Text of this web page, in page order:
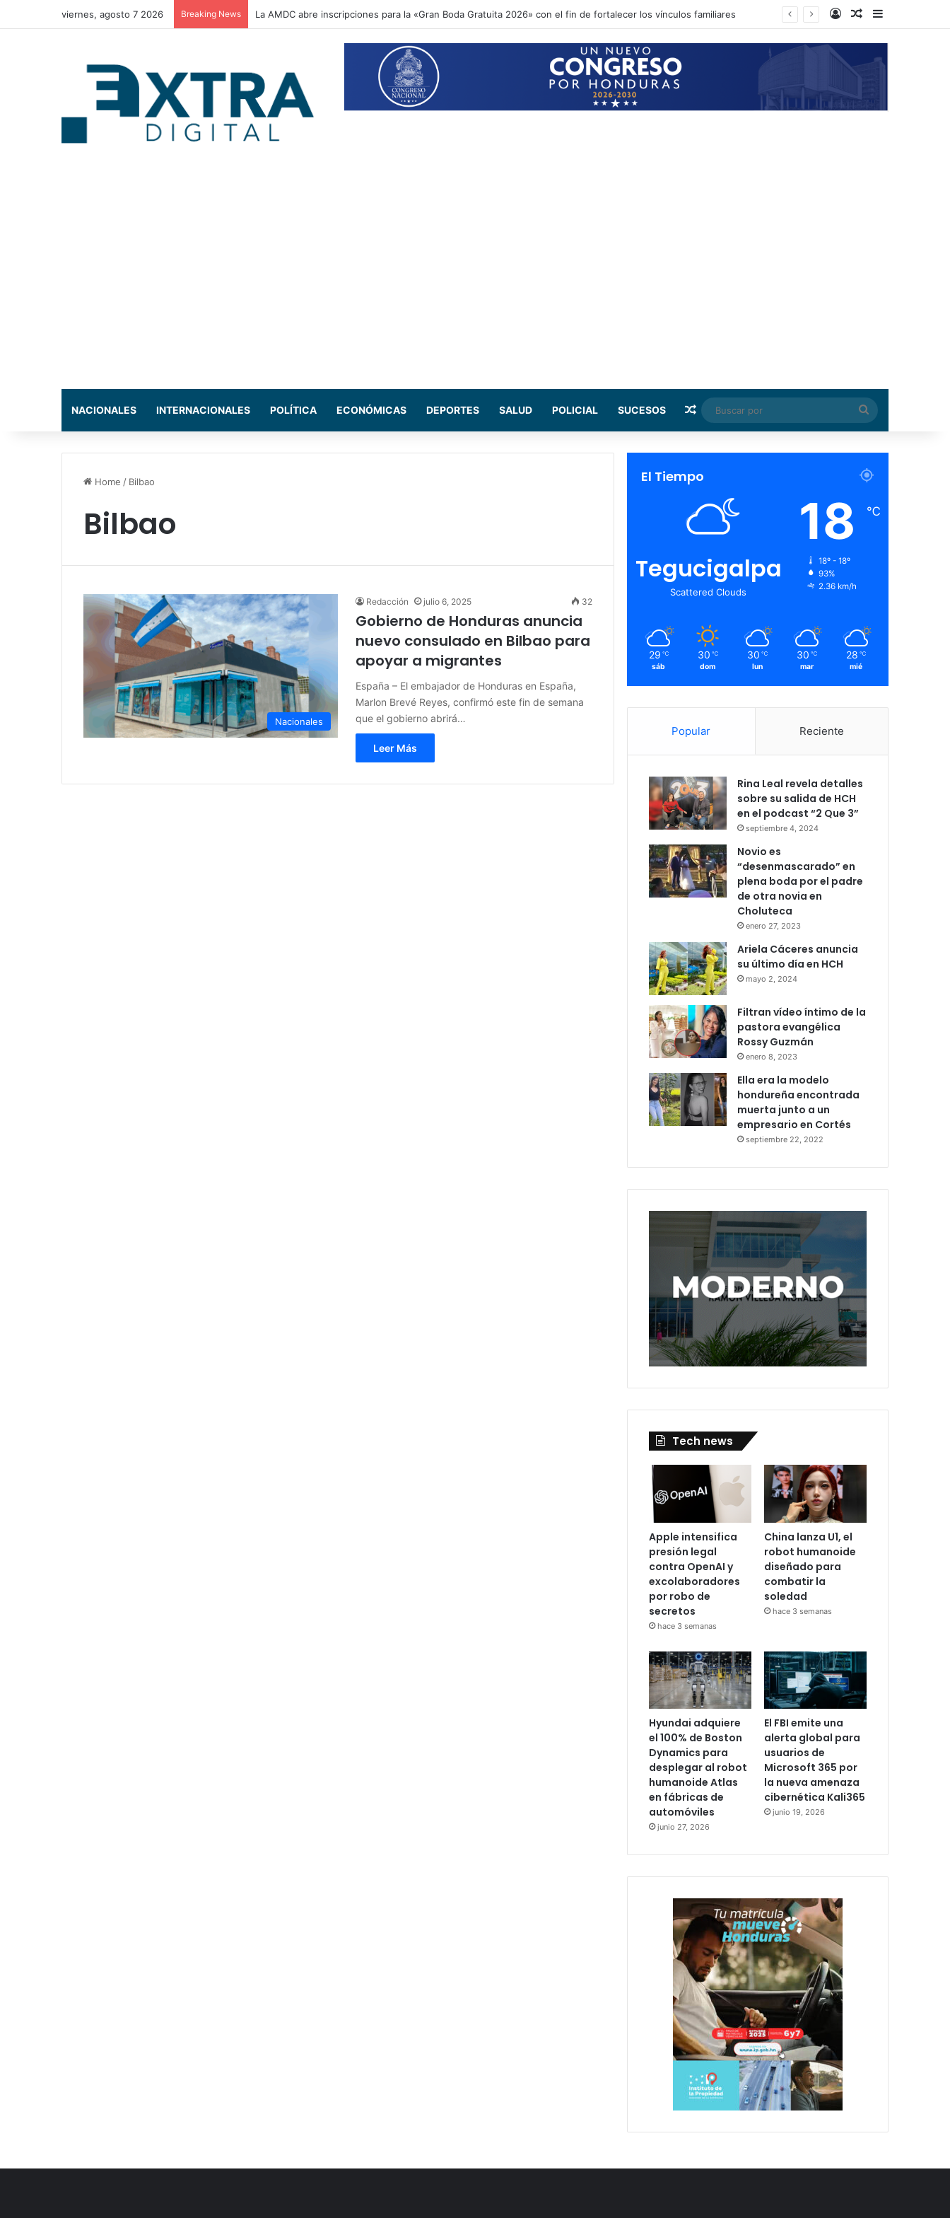
viernes, agosto 7 2026 Breaking News La AMDC abre inscripciones para la «Gran Boda Gratuita 2026» con el fin de fortalecer los vínculos familiares Log InRandom Article
NACIONALES INTERNACIONALES POLÍTICA ECONÓMICAS DEPORTES SALUD POLICIAL SUCESOS Random Article
Buscar
por
Home / Bilbao
Bilbao
Nacionales
Redacción julio 6, 2025 32
Gobierno de Honduras anuncia
nuevo consulado en Bilbao para
apoyar a migrantes
España – El embajador de Honduras en España,
Marlon Brevé Reyes, confirmó este fin de semana
que el gobierno abrirá…
Leer Más
El Tiempo
Tegucigalpa
Scattered Clouds
18 ℃
18º - 18º
93%
2.36 km/h
29 ℃
sáb
30 ℃
dom
30 ℃
lun
30 ℃
mar
28 ℃
mié
Popular Reciente
Rina Leal revela detalles
sobre su salida de HCH
en el podcast “2 Que 3”
septiembre 4, 2024
Novio es
“desenmascarado” en
plena boda por el padre
de otra novia en
Choluteca
enero 27, 2023
Ariela Cáceres anuncia
su último día en HCH
mayo 2, 2024
Filtran vídeo íntimo de la
pastora evangélica
Rossy Guzmán
enero 8, 2023
Ella era la modelo
hondureña encontrada
muerta junto a un
empresario en Cortés
septiembre 22, 2022
Tech news
Apple intensifica
presión legal
contra OpenAI y
excolaboradores
por robo de
secretos
hace 3 semanas
China lanza U1, el
robot humanoide
diseñado para
combatir la
soledad
hace 3 semanas
Hyundai adquiere
el 100% de Boston
Dynamics para
desplegar al robot
humanoide Atlas
en fábricas de
automóviles
junio 27, 2026
El FBI emite una
alerta global para
usuarios de
Microsoft 365 por
la nueva amenaza
cibernética Kali365
junio 19, 2026